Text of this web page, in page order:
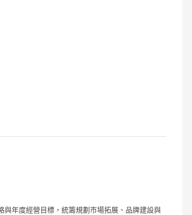
年度經營目標，統籌規劃市場拓展、品牌建設與